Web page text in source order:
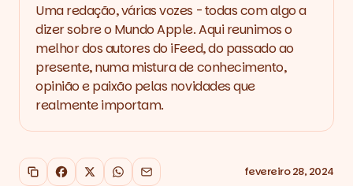
Uma redação, várias vozes - todas com algo a
dizer sobre o Mundo Apple. Aqui reunimos o
melhor dos autores do iFeed, do passado ao
presente, numa mistura de conhecimento,
opinião e paixão pelas novidades que
realmente importam.
Copiar link
Facebook
X WhatsApp
Email fevereiro 28, 2024